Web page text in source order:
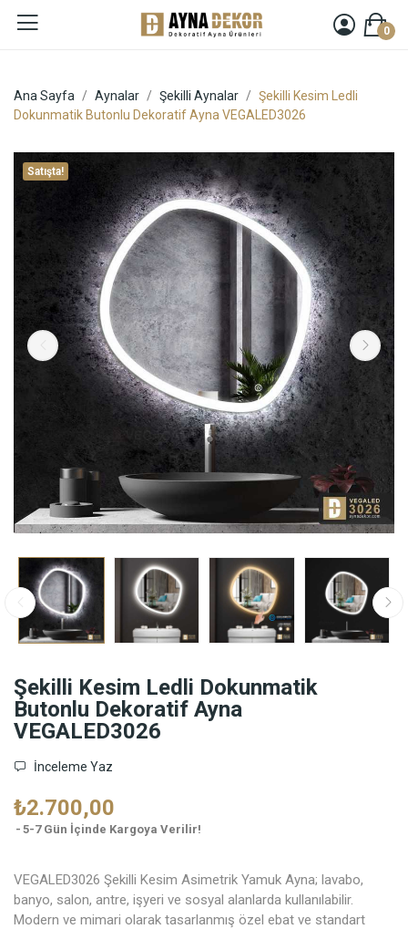
0
Ana Sayfa Aynalar Şekilli Aynalar
Şekilli Kesim Ledli
Dokunmatik Butonlu Dekoratif Ayna VEGALED3026
Satışta!
Şekilli Kesim Ledli Dokunmatik
Butonlu Dekoratif Ayna
VEGALED3026
İnceleme Yaz
₺2.700,00
5-7 Gün İçinde Kargoya Verilir!
VEGALED3026 Şekilli Kesim Asimetrik Yamuk Ayna; lavabo,
banyo, salon, antre, işyeri ve sosyal alanlarda kullanılabilir.
Modern ve mimari olarak tasarlanmış özel ebat ve standart